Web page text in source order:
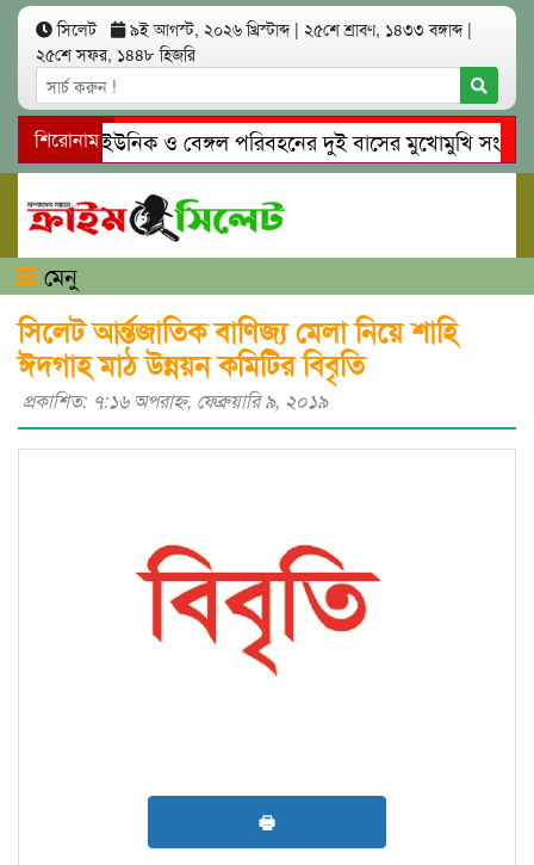
সিলেট ৯ই আগস্ট, ২০২৬ খ্রিস্টাব্দ | ২৫শে শ্রাবণ, ১৪৩৩ বঙ্গাব্দ |
২৫শে সফর, ১৪৪৮ হিজরি
শিরোনাম
সিলেটে ইউনিক ও বেঙ্গল পরিবহনের দুই বাসের মুখোমুখি সং’ঘ’র্ষে
গোয়াইনঘাটে প্রেমের ফাঁদে তরুণী পাচার: মাদকাসক্ত রিমালকে
মেনু
সিলেট আর্ন্তজাতিক বাণিজ্য মেলা নিয়ে শাহি
ঈদগাহ মাঠ উন্নয়ন কমিটির বিবৃতি
প্রকাশিত: ৭:১৬ অপরাহ্ণ, ফেব্রুয়ারি ৯, ২০১৯
🖶